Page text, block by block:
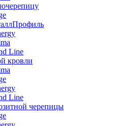
Line
кровли
Line
черепицы